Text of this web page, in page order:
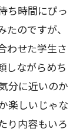
ち時間にぴっ
のですが、
わせた学生さ
しながらめち
分に近いのか
楽しいじゃな
り内容もいろ